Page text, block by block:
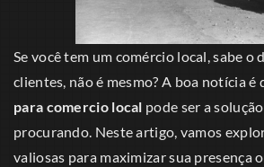
Se você tem um comércio local, sabe o
clientes, não é mesmo? A boa notícia é
para comercio local pode ser a
procurando. Neste artigo, vamos
valiosas para maximizar sua presença